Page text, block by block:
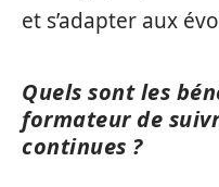
et s’adapter aux
Quels sont les
formateur de
continues ?